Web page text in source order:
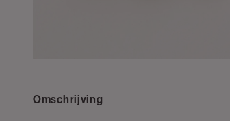
Omschrijving